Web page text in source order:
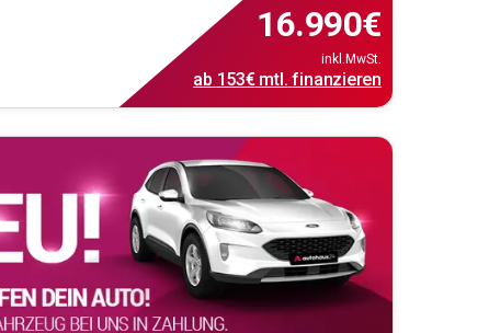
16.990€
inkl.MwSt.
ab 153€mtl. finanzieren